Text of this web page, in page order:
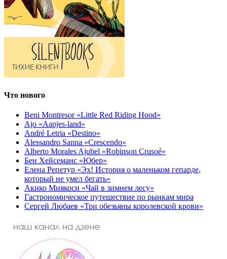
Что нового
Beni Montresor «Little Red Riding Hood»
Ajo «Aapjes-land»
André Letria «Destino»
Alessandro Sanna «Crescendo»
Alberto Morales Ajubel «Robinson Crusoé»
Бен Хейсеманс «Юбер»
Елена Репетур «Эх! История о маленьком гепарде,
который не умел бегать»
Акико Миякоси «Чай в зимнем лесу»
Гастрономическое путешествие по рынкам мира
Сергей Любаев «Три обезьяны королевской крови»